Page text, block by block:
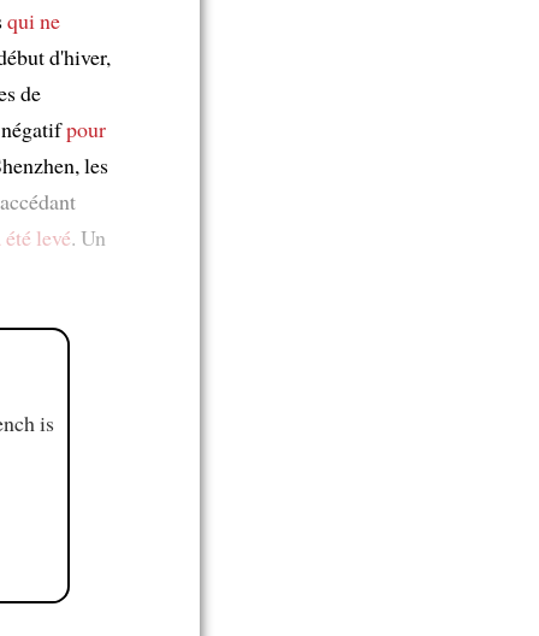
qui ne
d'hiver,
de
pour
les
été levé. Un
is